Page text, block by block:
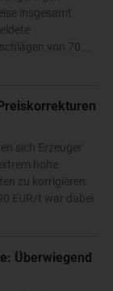
insgesamt
von 70...
sich Erzeuger
hohe
zu korrigieren.
EUR/t war dabei
Überwiegend